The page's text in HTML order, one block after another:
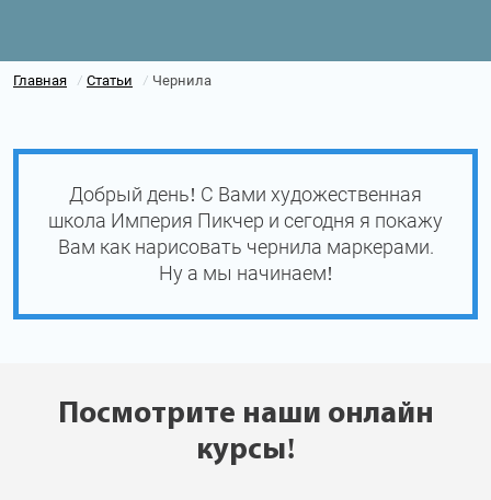
Главная / Статьи / Чернила
Добрый день! С Вами художественная
школа Империя Пикчер и сегодня я покажу
Вам как нарисовать чернила маркерами.
Ну а мы начинаем!
Посмотрите наши онлайн
курсы!